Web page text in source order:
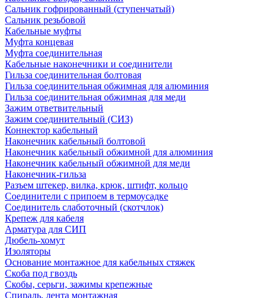
Сальник гофрированный (ступенчатый)
Сальник резьбовой
Кабельные муфты
Муфта концевая
Муфта соединительная
Кабельные наконечники и соединители
Гильза соединительная болтовая
Гильза соединительная обжимная для алюминия
Гильза соединительная обжимная для меди
Зажим ответвительный
Зажим соединительный (СИЗ)
Коннектор кабельный
Наконечник кабельный болтовой
Наконечник кабельный обжимной для алюминия
Наконечник кабельный обжимной для меди
Наконечник-гильза
Разъем штекер, вилка, крюк, штифт, кольцо
Соединители с припоем в термоусадке
Соединитель слаботочный (скотчлок)
Крепеж для кабеля
Арматура для СИП
Дюбель-хомут
Изоляторы
Основание монтажное для кабельных стяжек
Скоба под гвоздь
Скобы, серьги, зажимы крепежные
Спираль, лента монтажная